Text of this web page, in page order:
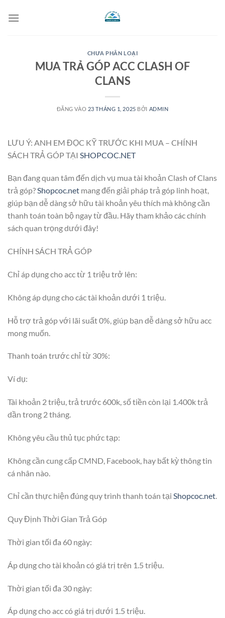
qua
CHƯA PHÂN LOẠI
MUA TRẢ GÓP ACC CLASH OF
CLANS
ĐĂNG VÀO 23 THÁNG 1, 2025 BỞI ADMIN
LƯU Ý: ANH EM ĐỌC KỸ TRƯỚC KHI MUA – CHÍNH
SÁCH TRẢ GÓP TẠI SHOPCOC.NET
Bạn đang quan tâm đến dịch vụ mua tài khoản Clash of Clans
trả góp?Shopcoc.net mang đến giải pháp trả góp linh hoạt,
giúp bạn dễ dàng sở hữu tài khoản yêu thích mà không cần
thanh toán toàn bộ ngay từ đầu. Hãy tham khảo các chính
sách quan trọng dưới đây!
CHÍNH SÁCH TRẢ GÓP
Chỉ áp dụng cho acc từ 1 triệu trở lên:
Không áp dụng cho các tài khoản dưới 1 triệu.
Hỗ trợ trả góp với lãi suất 0%, giúp bạn dễ dàng sở hữu acc
mong muốn.
Thanh toán trước chỉ từ 30%:
Ví dụ:
Tài khoản 2 triệu, trả trước 600k, số tiền còn lại 1.400k trả
dần trong 2 tháng.
Không yêu cầu thủ tục phức tạp:
Không cần cung cấp CMND, Facebook, hay bất kỳ thông tin
cá nhân nào.
Chỉ cần thực hiện đúng quy trình thanh toán tại Shopcoc.net.
Quy Định Thời Gian Trả Góp
Thời gian tối đa 60 ngày:
Áp dụng cho tài khoản có giá trị trên 1.5 triệu.
Thời gian tối đa 30 ngày:
Áp dụng cho acc có giá trị dưới 1.5 triệu.